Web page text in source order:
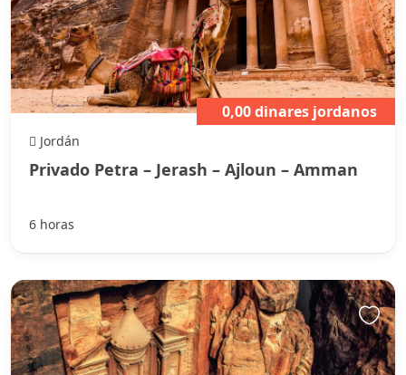
Jordán
Privado Petra – Jerash – Ajloun – Amman
0,00 dinares jordanos
6 horas